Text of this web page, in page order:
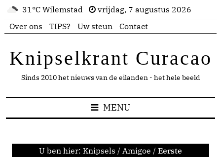
31°C Wilemstad
vrijdag, 7 augustus 2026
Over ons
TIPS? Uw steun Contact
Knipselkrant Curacao
Sinds 2010 het nieuws van de eilanden - het hele beeld
MENU
U ben hier: Knipsels / Amigoe / Eerste